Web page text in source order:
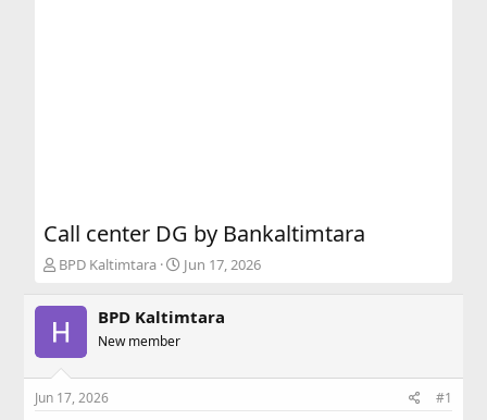
Call center DG by Bankaltimtara
T
r
e
a
d
t
BPD Kaltimtara
S
r
a
Jun 17, 2026
BPD Kaltimtara
New member
Jun 17, 2026 #1